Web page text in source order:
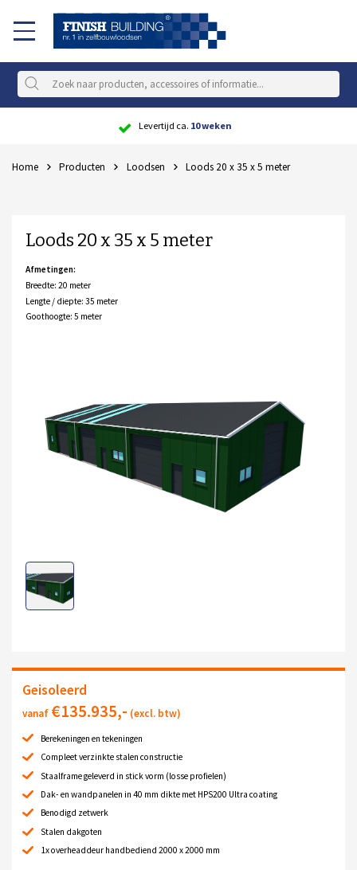
Scherpeprijs
Home Producten Loodsen Loods 20 x 35 x 5 meter
Loods 20 x 35 x 5 meter
Afmetingen:
Breedte: 20 meter
Lengte / diepte: 35 meter
Goothoogte: 5 meter
Geisoleerd
vanaf €135.935,- (excl. btw)
Berekeningen en tekeningen
Compleet verzinkte stalen constructie
Staalframe geleverd in stick vorm (losse profielen)
Dak- en wandpanelen in 40 mm dikte met HPS200 Ultra coating
Benodigd zetwerk
Stalen dakgoten
1x overheaddeur handbediend 2000 x 2000 mm